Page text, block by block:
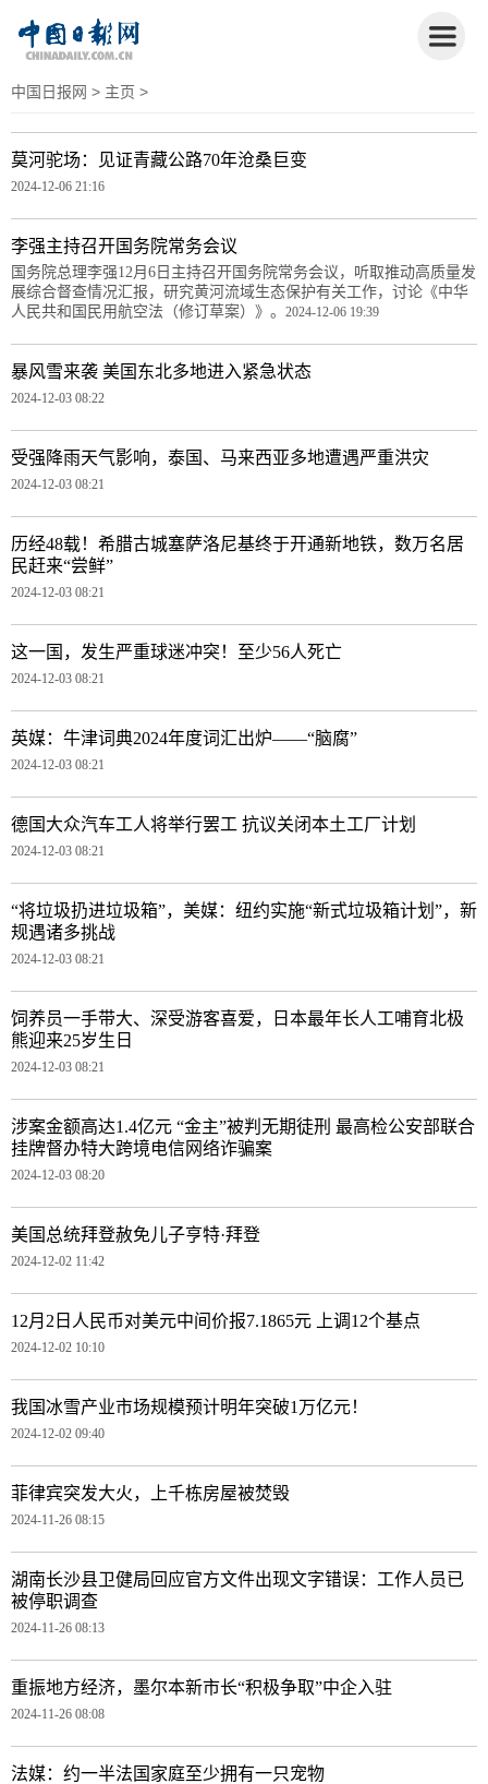
中国日报网 > 主页 >
莫河驼场：见证青藏公路70年沧桑巨变
2024-12-06 21:16
李强主持召开国务院常务会议
国务院总理李强12月6日主持召开国务院常务会议，听取推动高质量发
展综合督查情况汇报，研究黄河流域生态保护有关工作，讨论《中华
人民共和国民用航空法（修订草案）》。 2024-12-06 19:39
暴风雪来袭 美国东北多地进入紧急状态
2024-12-03 08:22
受强降雨天气影响，泰国、马来西亚多地遭遇严重洪灾
2024-12-03 08:21
历经48载！希腊古城塞萨洛尼基终于开通新地铁，数万名居
民赶来“尝鲜”
2024-12-03 08:21
这一国，发生严重球迷冲突！至少56人死亡
2024-12-03 08:21
英媒：牛津词典2024年度词汇出炉——“脑腐”
2024-12-03 08:21
德国大众汽车工人将举行罢工 抗议关闭本土工厂计划
2024-12-03 08:21
“将垃圾扔进垃圾箱”，美媒：纽约实施“新式垃圾箱计划”，新
规遇诸多挑战
2024-12-03 08:21
饲养员一手带大、深受游客喜爱，日本最年长人工哺育北极
熊迎来25岁生日
2024-12-03 08:21
涉案金额高达1.4亿元 “金主”被判无期徒刑 最高检公安部联合
挂牌督办特大跨境电信网络诈骗案
2024-12-03 08:20
美国总统拜登赦免儿子亨特·拜登
2024-12-02 11:42
12月2日人民币对美元中间价报7.1865元 上调12个基点
2024-12-02 10:10
我国冰雪产业市场规模预计明年突破1万亿元！
2024-12-02 09:40
菲律宾突发大火，上千栋房屋被焚毁
2024-11-26 08:15
湖南长沙县卫健局回应官方文件出现文字错误：工作人员已
被停职调查
2024-11-26 08:13
重振地方经济，墨尔本新市长“积极争取”中企入驻
2024-11-26 08:08
法媒：约一半法国家庭至少拥有一只宠物